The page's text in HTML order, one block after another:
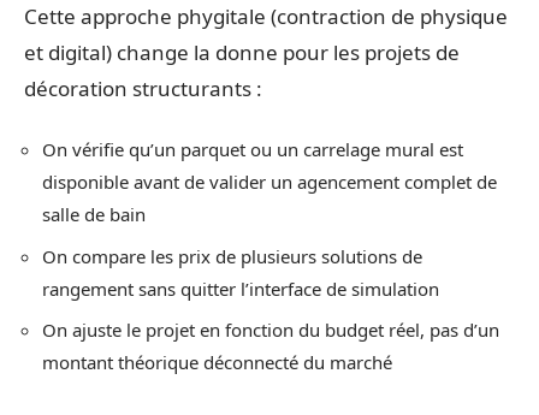
Cette approche phygitale (contraction de physique
et digital) change la donne pour les projets de
décoration structurants :
On vérifie qu’un parquet ou un carrelage mural est
disponible avant de valider un agencement complet de
salle de bain
On compare les prix de plusieurs solutions de
rangement sans quitter l’interface de simulation
On ajuste le projet en fonction du budget réel, pas d’un
montant théorique déconnecté du marché